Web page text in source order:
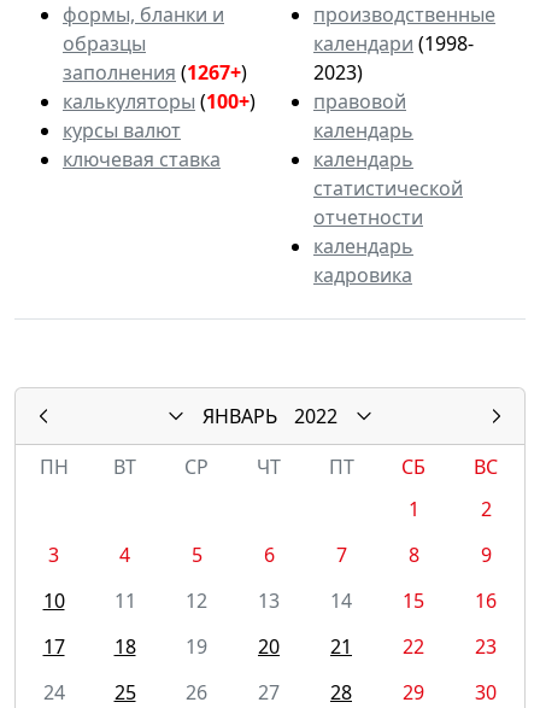
формы, бланки и
образцы
заполнения (1267+)
калькуляторы (100+)
курсы валют
ключевая ставка
производственные
календари (1998-
2023)
правовой
календарь
календарь
статистической
отчетности
календарь
кадровика
ЯНВАРЬ
2022
ПН
ВТ СР ЧТ ПТ СБ
ВС
1
2
3
4 5 6 7 8
9
10
11 12 13 14 15
16
17
18 19 20 21 22
23
24
25 26 27 28 29
30